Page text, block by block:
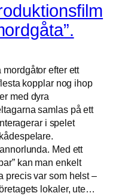
mordgåtor efter ett
kopplar nog ihop
med dyra
samlas på ett
i spelet
Med ett
kan man enkelt
precis var som helst –
lokaler, ute…